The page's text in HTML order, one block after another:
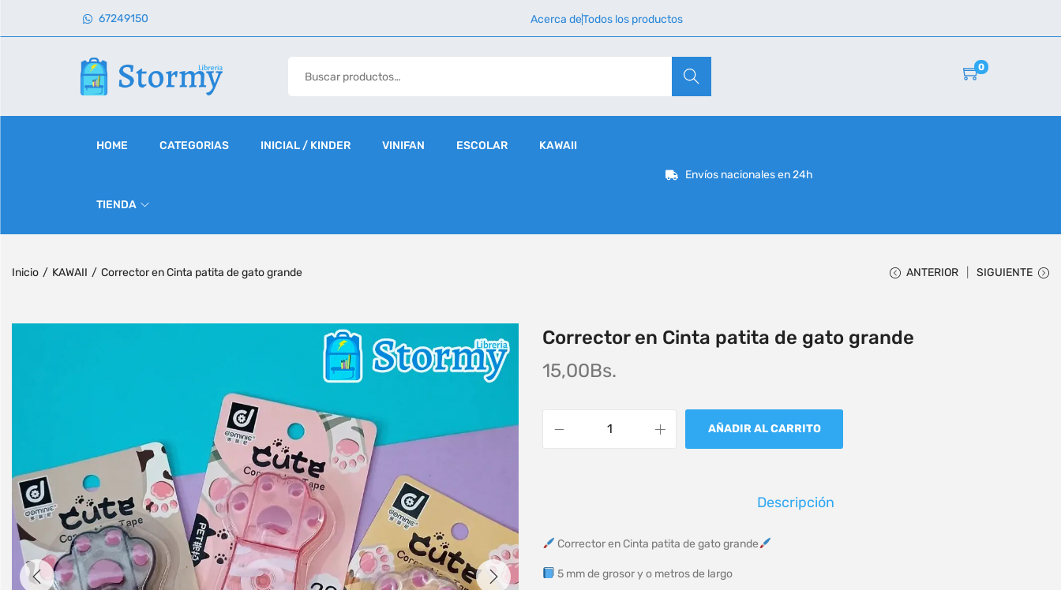
67249150 Acerca deTodos los productos
Buscar
0
HOME CATEGORIAS INICIAL / KINDER VINIFAN ESCOLAR KAWAII
TIENDA
Envíos nacionales en 24h
Inicio / KAWAII / Corrector en Cinta patita de gato grande ANTERIOR SIGUIENTE
Corrector en Cinta patita de gato grande
15,00Bs.
AÑADIR AL CARRITO
Descripción
Corrector en Cinta patita de gato grande
5 mm de grosor y o metros de largo